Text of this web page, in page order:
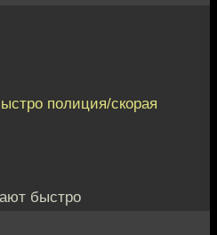
полиция/скорая
быстро